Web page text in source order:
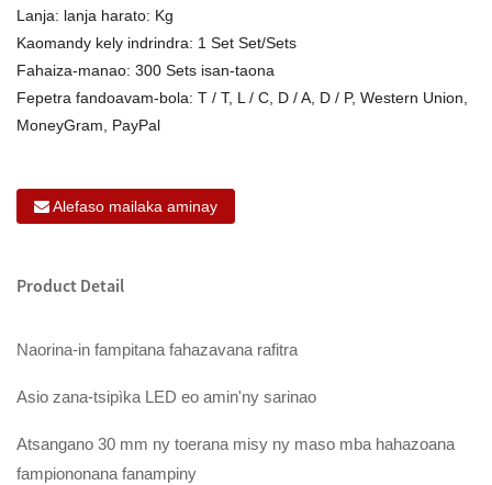
Lanja: lanja harato: Kg
Kaomandy kely indrindra: 1 Set Set/Sets
Fahaiza-manao: 300 Sets isan-taona
Fepetra fandoavam-bola: T / T, L / C, D / A, D / P, Western Union,
MoneyGram, PayPal
Alefaso mailaka aminay
Product Detail
Naorina-in fampitana fahazavana rafitra
Asio zana-tsipìka LED eo amin'ny sarinao
Atsangano 30 mm ny toerana misy ny maso mba hahazoana
fampiononana fanampiny